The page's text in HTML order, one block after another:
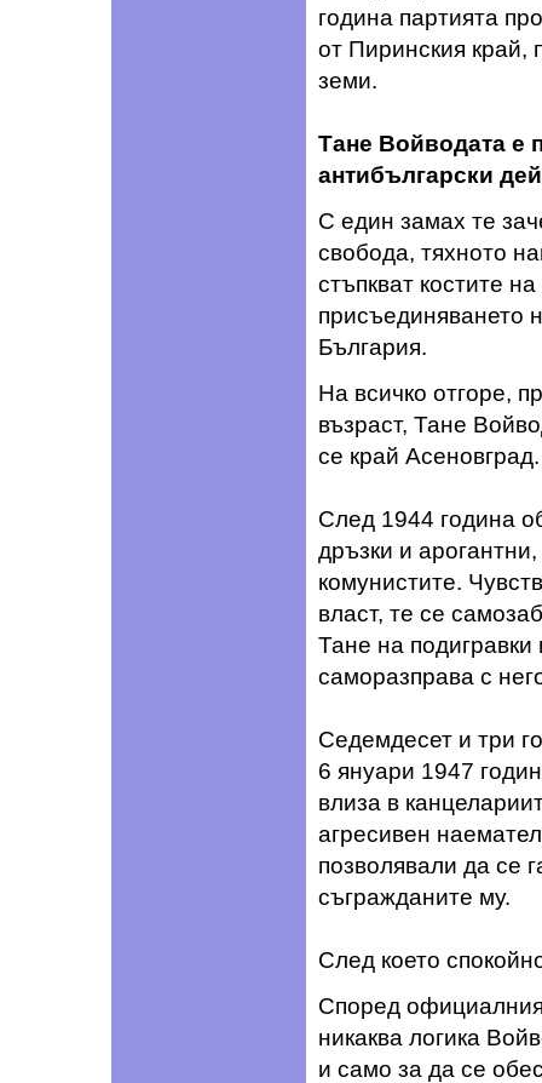
година партията
от Пиринския край,
земи.
Тане Войводата е
антибългарски
С един замах те
свобода, тяхното
стъпкват костите
присъединяването
България.
На всичко отгоре,
възраст, Тане
се край Асеновград.
След 1944 година
дръзки и
комунистите.
власт, те се
Тане на
саморазправа с
Седемдесет и три
6 януари 1947
влиза в
агресивен
позволявали да се
съгражданите му.
След което
Според
никаква логика
и само за да се